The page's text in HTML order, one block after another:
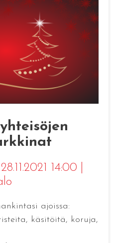
14:00
ajoissa:
käsitöitä, koruja,